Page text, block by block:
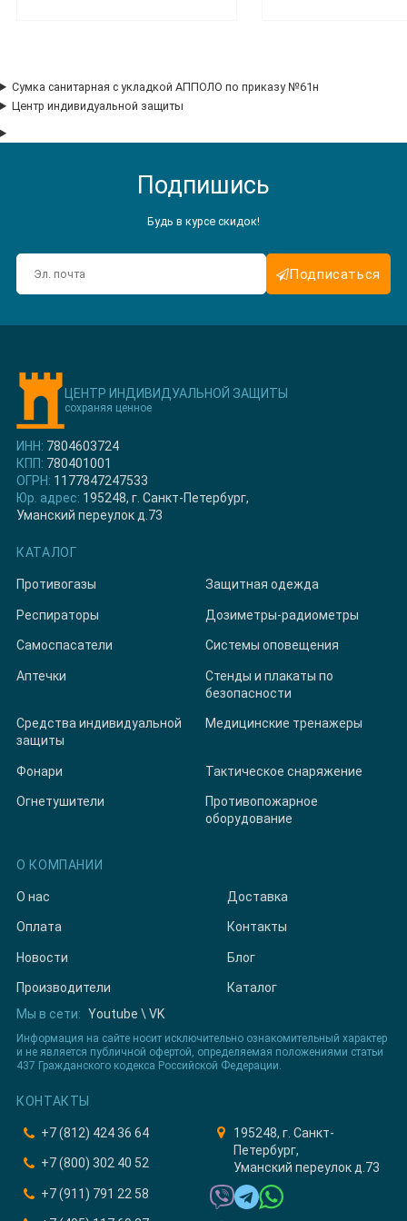
Сумка санитарная с укладкой АППОЛО по приказу №61н
Центр индивидуальной защиты
Подпишись
Будь в курсе скидок!
Подписаться
ЦЕНТР ИНДИВИДУАЛЬНОЙ ЗАЩИТЫ
сохраняя ценное
ИНН: 7804603724
КПП: 780401001
ОГРН: 1177847247533
Юр. адрес: 195248, г. Санкт-Петербург,
Уманский переулок д.73
КАТАЛОГ
Противогазы Защитная одежда
Респираторы Дозиметры-радиометры
Самоспасатели Системы оповещения
Аптечки
Стенды и плакаты по
безопасности
Средства индивидуальной
защиты
Медицинские тренажеры
Фонари Тактическое снаряжение
Огнетушители
Противопожарное
оборудование
О КОМПАНИИ
О нас Доставка
Оплата Контакты
Новости Блог
Производители
Каталог
Мы в сети: Youtube \ VK
Информация на сайте носит исключительно ознакомительный характер
и не является публичной офертой, определяемая положениями статьи
437 Гражданского кодекса Российской Федерации.
КОНТАКТЫ
+7 (812) 424 36 64
+7 (800) 302 40 52
+7 (911) 791 22 58
195248, г. Санкт-
Петербург,
Уманский переулок д.73